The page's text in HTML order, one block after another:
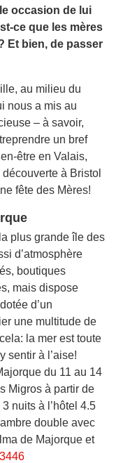
occasion de lui
ce que les mères
Et bien, de passer
au milieu du
nous a mis au
– à savoir,
un bref
être en Valais,
à Bristol
fête des Mères!
plus grande île des
d’atmosphère
boutiques
mais dispose
d’un
une multitude de
la mer est toute
sentir à l’aise!
du 11 au 14
Migros à partir de
nuits à l’hôtel 4.5
double avec
de Majorque et